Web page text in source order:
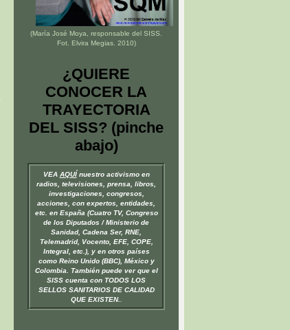
(María José Moya, responsable del SISS
Fot. Elvira Megias. 2010)
¿QUIERE
CONOCER LA
TRAYECTORIA
DEL SISS? (pinche
abajo)
VEA AQUÍnuestro activismo en
radios, televisiones, prensa, libros,
investigaciones, congresos,
acciones, con expertos, entidades,
etc. en España (Cuatro TV, Congreso
de los Diputados / Ministerio de
Sanidad, Cadena Ser, RNE,
Telemadrid, Vocento, EFE, COPE,
Integral, etc.), y en otros países
como Reino Unido (BBC), México y
Colombia. También puede ver que el
SISS cuenta con TODOS LOS
SELLOS SANITARIOS DE CALIDAD
QUE EXISTEN.